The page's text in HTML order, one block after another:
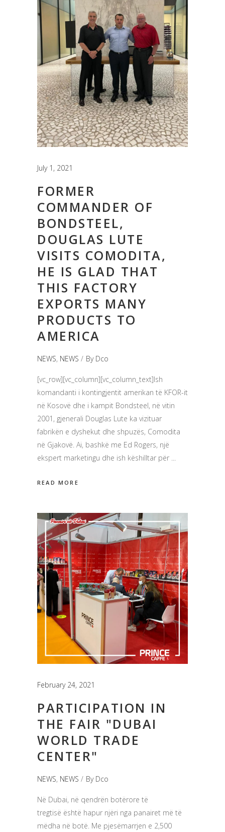
July 1, 2021
FORMER
COMMANDER OF
BONDSTEEL,
DOUGLAS LUTE
VISITS COMODITA,
HE IS GLAD THAT
THIS FACTORY
EXPORTS MANY
PRODUCTS TO
AMERICA
NEWS, NEWS By Dco
[vc_row][vc_column][vc_column_text]Ish
komandanti i kontingjentit amerikan të KFOR-it
në Kosovë dhe i kampit Bondsteel, në vitin
2001, gjenerali Douglas Lute ka vizituar
fabrikën e dyshekut dhe shpuzës, Comodita
në Gjakovë. Ai, bashkë me Ed Rogers, një
ekspert marketingu dhe ish këshilltar për
READ MORE
February 24, 2021
PARTICIPATION IN
THE FAIR "DUBAI
WORLD TRADE
CENTER"
NEWS, NEWS By Dco
Në Dubai, në qendrën botërore të
tregtisë është hapur njëri nga panairet më të
mëdha në botë. Me pjesëmarrjen e 2,500